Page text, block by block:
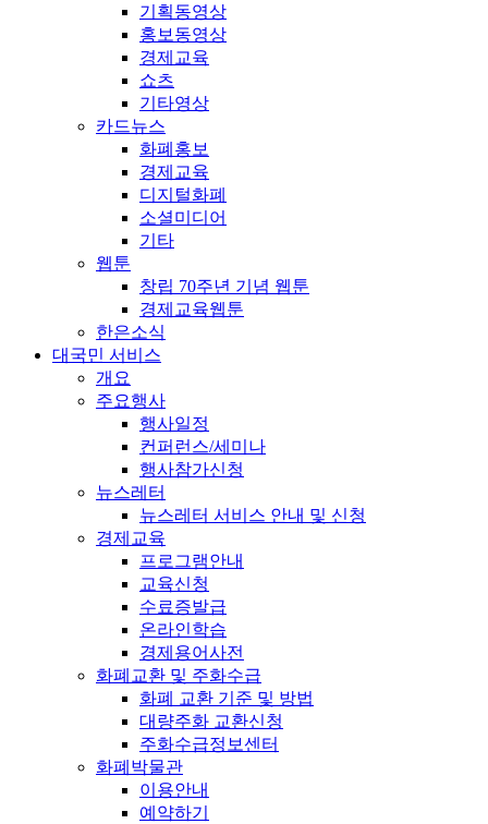
기획동영상
홍보동영상
경제교육
쇼츠
기타영상
카드뉴스
화폐홍보
경제교육
디지털화폐
소셜미디어
기타
웹툰
창립 70주년 기념 웹툰
경제교육웹툰
한은소식
대국민 서비스
개요
주요행사
행사일정
컨퍼런스/세미나
행사참가신청
뉴스레터
뉴스레터 서비스 안내 및 신청
경제교육
프로그램안내
교육신청
수료증발급
온라인학습
경제용어사전
화폐교환 및 주화수급
화폐 교환 기준 및 방법
대량주화 교환신청
주화수급정보센터
화폐박물관
이용안내
예약하기